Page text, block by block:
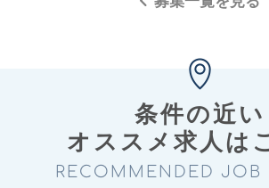
条件の近い
オススメ求⼈は
RECOMMENDED JOB